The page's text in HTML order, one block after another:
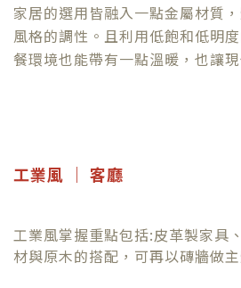
家居的選用皆融入一點金屬材質
風格的調性。且利用低飽和低明
餐環境也能帶有一點溫暖，也讓
工業風 ｜ 客廳
工業風掌握重點包括:皮革製家具
材與原木的搭配，可再以磚牆做